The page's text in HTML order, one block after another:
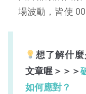
場波動，皆使
想了解什
文章喔＞＞＞
如何應對？